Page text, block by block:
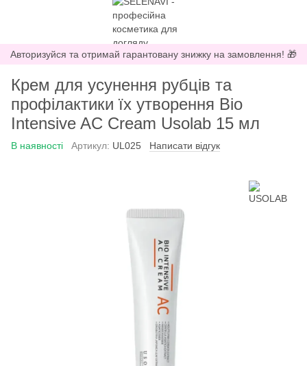
Авторизуйся та отримай гарантовану знижку на замовлення! 🎁
Крем для усунення рубців та
профілактики їх утворення Bio
Intensive AC Cream Usolab 15 мл
В наявності Артикул: UL025 Написати відгук